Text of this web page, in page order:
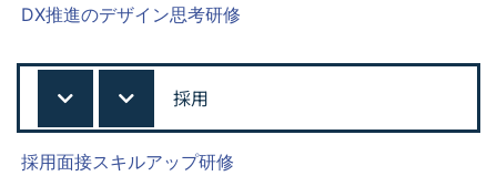
DX推進のデザイン思考研修
採用
採用面接スキルアップ研修